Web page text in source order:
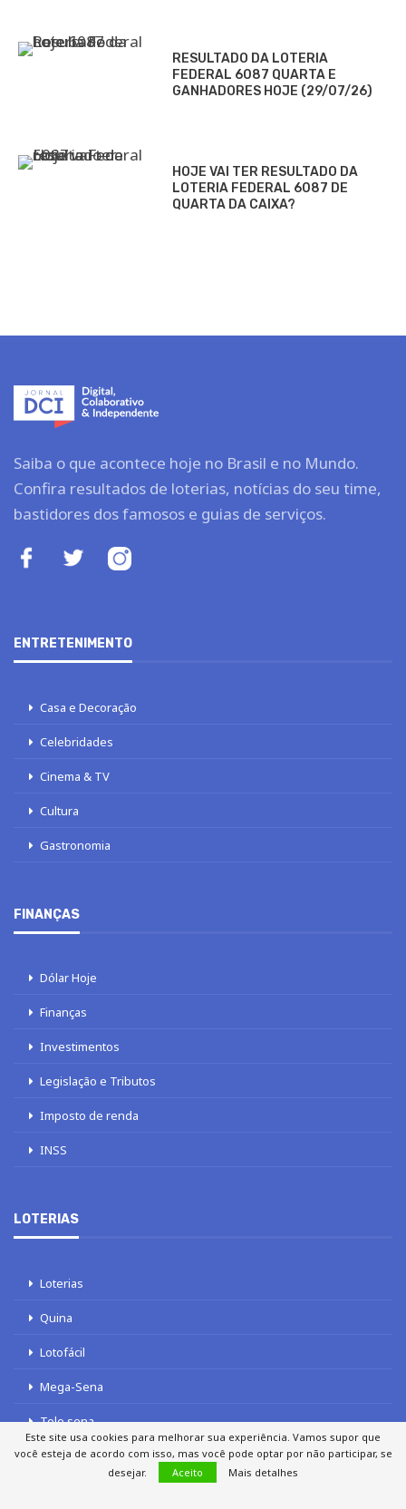
RESULTADO DA LOTERIA
FEDERAL 6087 QUARTA E
GANHADORES HOJE (29/07/26)
HOJE VAI TER RESULTADO DA
LOTERIA FEDERAL 6087 DE
QUARTA DA CAIXA?
Saiba o que acontece hoje no Brasil e no Mundo.
Confira resultados de loterias, notícias do seu time,
bastidores dos famosos e guias de serviços.
ENTRETENIMENTO
Casa e Decoração
Celebridades
Cinema & TV
Cultura
Gastronomia
FINANÇAS
Dólar Hoje
Finanças
Investimentos
Legislação e Tributos
Imposto de renda
INSS
LOTERIAS
Loterias
Quina
Lotofácil
Mega-Sena
Tele sena
Este site usa cookies para melhorar sua experiência. Vamos supor que
você esteja de acordo com isso, mas você pode optar por não participar, se
desejar.
Aceito Mais detalhes